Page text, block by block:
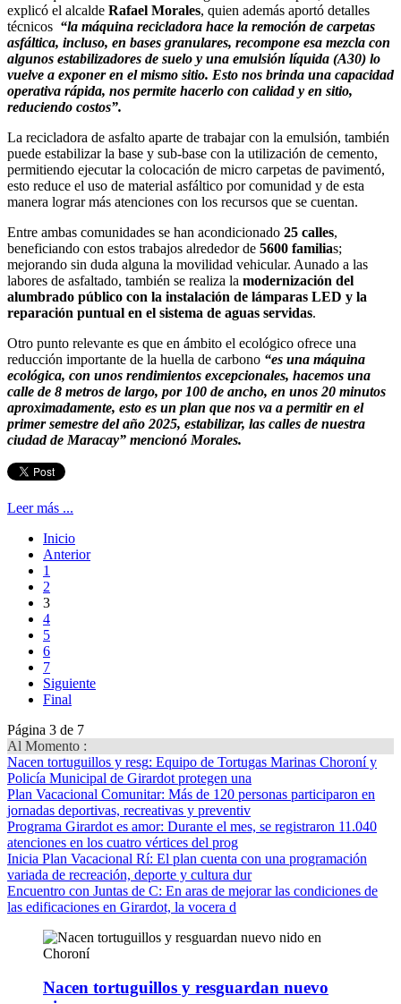
explicó el alcalde Rafael Morales, quien además aportó detalles
técnicos “la máquina recicladora hace la remoción de carpetas
asfáltica, incluso, en bases granulares, recompone esa mezcla con
algunos estabilizadores de suelo y una emulsión líquida (A30) lo
vuelve a exponer en el mismo sitio. Esto nos brinda una capacidad
operativa rápida, nos permite hacerlo con calidad y en sitio,
reduciendo costos”.
La recicladora de asfalto aparte de trabajar con la emulsión, también
puede estabilizar la base y sub-base con la utilización de cemento,
permitiendo ejecutar la colocación de micro carpetas de pavimentó,
esto reduce el uso de material asfáltico por comunidad y de esta
manera lograr más atenciones con los recursos que se cuentan.
Entre ambas comunidades se han acondicionado 25 calles,
beneficiando con estos trabajos alrededor de 5600 familias;
mejorando sin duda alguna la movilidad vehicular. Aunado a las
labores de asfaltado, también se realiza la modernización del
alumbrado público con la instalación de lámparas LED y la
reparación puntual en el sistema de aguas servidas.
Otro punto relevante es que en ámbito el ecológico ofrece una
reducción importante de la huella de carbono “es una máquina
ecológica, con unos rendimientos excepcionales, hacemos una
calle de 8 metros de largo, por 100 de ancho, en unos 20 minutos
aproximadamente, esto es un plan que nos va a permitir en el
primer semestre del año 2025, estabilizar, las calles de nuestra
ciudad de Maracay” mencionó Morales.
Leer más ...
Inicio
Anterior
1
2
3
4
5
6
7
Siguiente
Final
Página 3 de 7
Al Momento :
Nacen tortuguillos y resg: Equipo de Tortugas Marinas Choroní y
Policía Municipal de Girardot protegen una
Plan Vacacional Comunitar: Más de 120 personas participaron en
jornadas deportivas, recreativas y preventiv
Programa Girardot es amor: Durante el mes, se registraron 11.040
atenciones en los cuatro vértices del prog
Inicia Plan Vacacional Rí: El plan cuenta con una programación
variada de recreación, deporte y cultura dur
Encuentro con Juntas de C: En aras de mejorar las condiciones de
las edificaciones en Girardot, la vocera d
Nacen tortuguillos y resguardan nuevo